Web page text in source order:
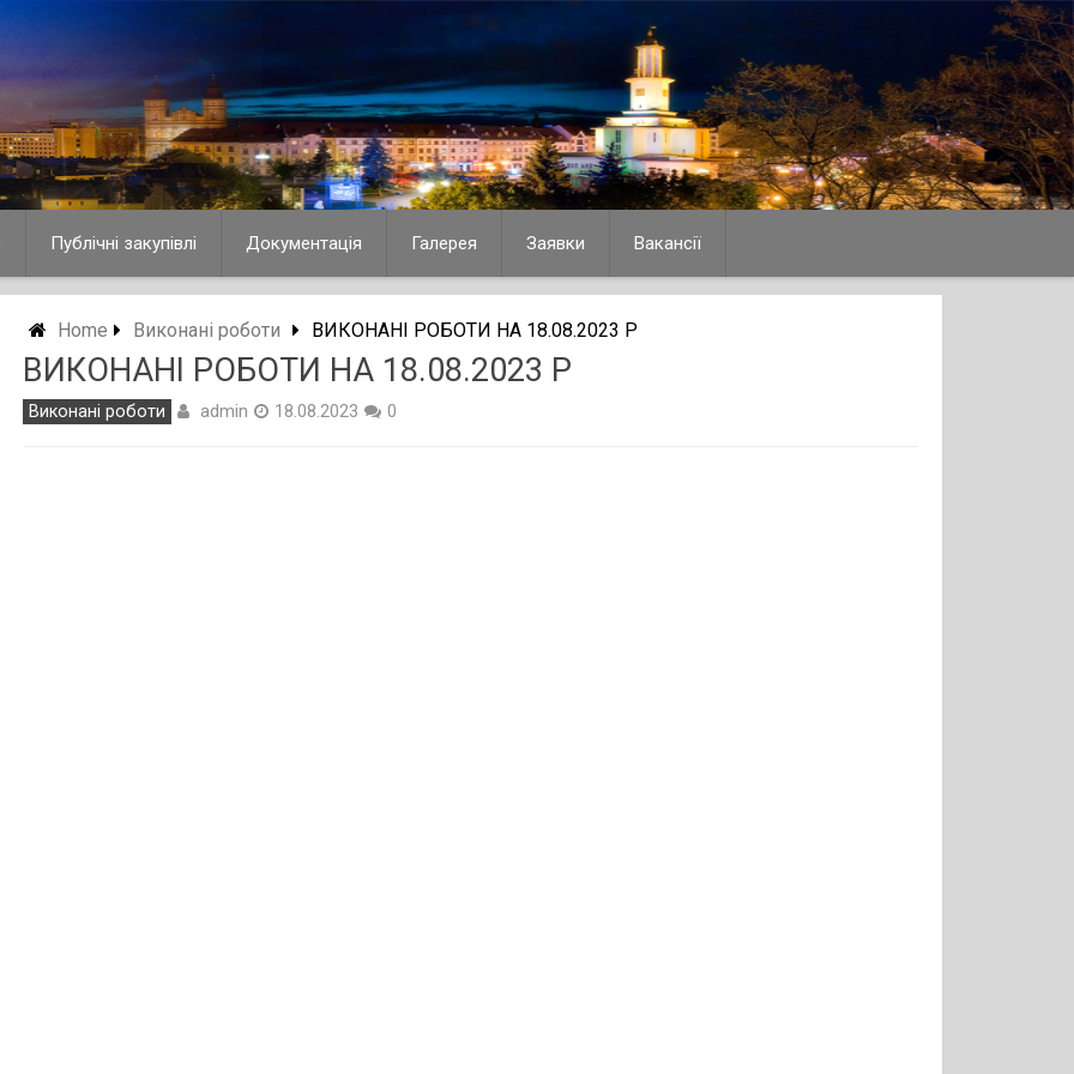
Публічні закупівлі Документація Галерея Заявки Вакансії
Home Виконані роботи ВИКОНАНІ РОБОТИ НА 18.08.2023 Р
ВИКОНАНІ РОБОТИ НА 18.08.2023 Р
Виконані роботи admin 18.08.2023 0